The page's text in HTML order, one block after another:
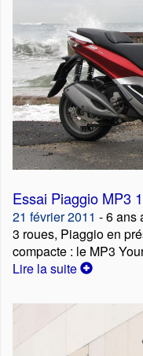
Essai Piaggio MP3
21 février 2011 - 6 ans
3 roues, Piaggio en
compacte : le MP3
Lire la suite